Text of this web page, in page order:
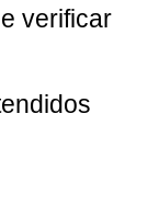
verificar